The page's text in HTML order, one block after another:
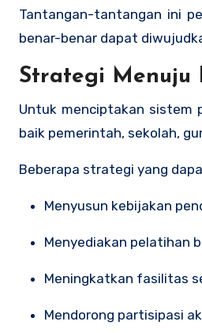
Tantangan-tantangan ini
benar-benar dapat
Strategi Menuju
Untuk menciptakan sistem
baik pemerintah, sekolah,
Beberapa strategi yang
Menyusun kebijakan
Menyediakan
Meningkatkan fasilitas
Mendorong partisipasi